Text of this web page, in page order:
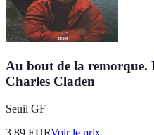
Au bout de la remorque.
Charles Claden
Seuil GF
3.89 EURVoir le prix